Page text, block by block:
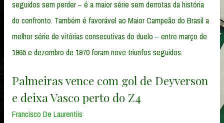
seguidos sem perder – é a maior série sem derrotas da história
do confronto. Também é favorável ao Maior Campeão do Brasil a
melhor série de vitórias consecutivas do duelo – entre março de
1965 e dezembro de 1970 foram nove triunfos seguidos.
Palmeiras vence com gol de Deyverson
e deixa Vasco perto do Z4
Francisco De Laurentiis